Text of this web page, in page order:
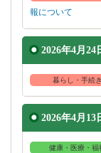
報について
2026年4月24
暮らし・手続き
2026年4月13
健康・医療・福